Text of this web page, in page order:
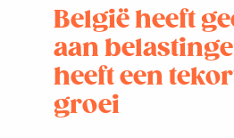
België heeft
aan
heeft een
groei